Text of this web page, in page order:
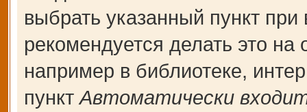
выбрать указанный пункт
рекомендуется делать это
например в библиотеке,
пунктАвтоматически